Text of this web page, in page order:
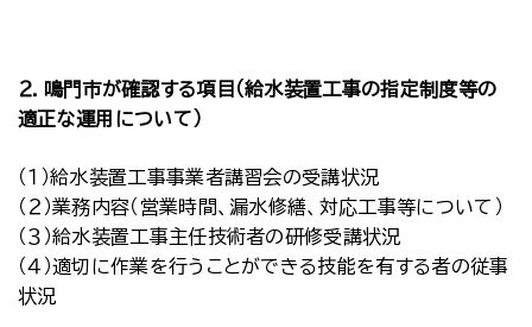
２．鳴門市が確認する項目（給水装置工事の指定制度等の
適正な運用について）
（１）給水装置工事事業者講習会の受講状況
（２）業務内容（営業時間、漏水修繕、対応工事等について）
（３）給水装置工事主任技術者の研修受講状況
（４）適切に作業を行うことができる技能を有する者の従事
状況